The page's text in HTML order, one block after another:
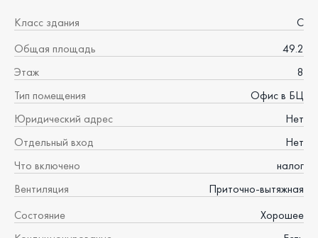
Класс здания
C
Общая площадь
49.2
Этаж
8
Тип помещения
Офис в БЦ
Юридический адрес
Нет
Отдельный вход
Нет
Что включено
налог
Вентиляция
Приточно-вытяжная
Состояние
Хорошее